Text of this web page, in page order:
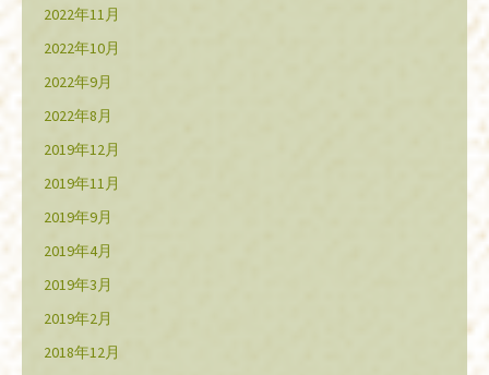
2022年11月
2022年10月
2022年9月
2022年8月
2019年12月
2019年11月
2019年9月
2019年4月
2019年3月
2019年2月
2018年12月